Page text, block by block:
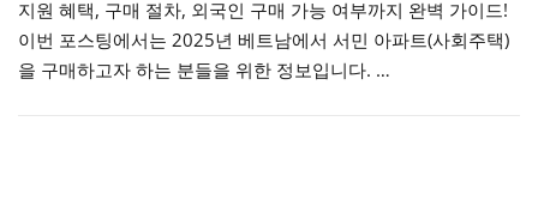
지원 혜택, 구매 절차, 외국인 구매 가능 여부까지 완벽 가이드!
이번 포스팅에서는 2025년 베트남에서 서민 아파트(사회주택)
을 구매하고자 하는 분들을 위한 정보입니다. …